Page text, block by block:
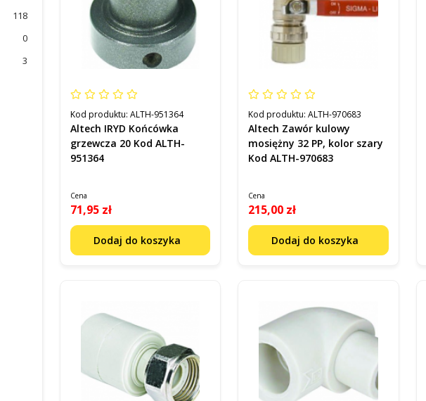
118
0
3
Kod produktu: ALTH-951364
Altech IRYD Końcówka
grzewcza 20 Kod ALTH-
951364
Cena
71,95 zł
Dodaj do koszyka
Kod produktu:ALTH-970683
Altech Zawór kulowy
mosiężny 32 PP, kolor szary
Kod ALTH-970683
Cena
215,00 zł
Dodaj do koszyka